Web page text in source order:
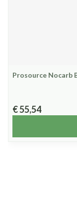
Prosource Nocarb
€ 55,54